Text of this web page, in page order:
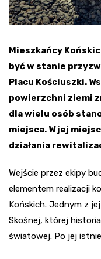
Mieszkańcy
być w stanie
Placu Kościuszki.
powierzchni ziemi
dla wielu osób
miejsca. W jej
działania
Wejście przez ekipy
elementem realizacji
Końskich. Jednym z
Skośnej, której
światowej. Po jej